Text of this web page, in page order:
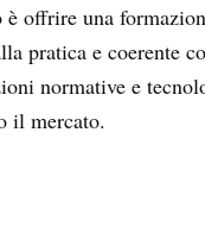
è offrire una
pratica e coerente
normative e
il mercato.